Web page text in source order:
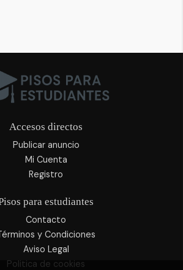
Accesos directos
Publicar anuncio
Mi Cuenta
Registro
para estudiantes
Contacto
y Condiciones
Aviso Legal
Politica de cookies